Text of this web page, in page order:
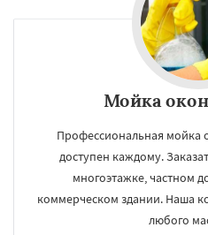
Мойка
Профессиональная мойка
доступен каждому.
многоэтажке, частном
коммерческом здании. Наша
любого